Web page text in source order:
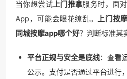
当你想尝试上门推拿服务时，面
App，可能会眼花缭乱。
上门按
同城按摩app哪个好？判断标准其
平台正规与安全是底线：查看
公示。支付是否通过平台进行